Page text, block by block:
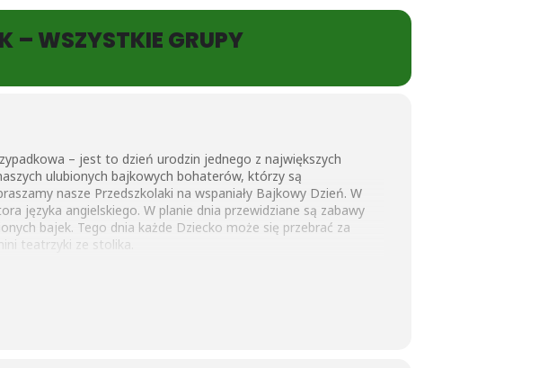
– WSZYSTKIE GRUPY
– jest to dzień urodzin jednego z największych
ulubionych bajkowych bohaterów, którzy są
nasze Przedszkolaki na wspaniały Bajkowy Dzień. W
języka angielskiego. W planie dnia przewidziane są zabawy
bajek. Tego dnia każde Dziecko może się przebrać za
teatrzyki ze stolika.